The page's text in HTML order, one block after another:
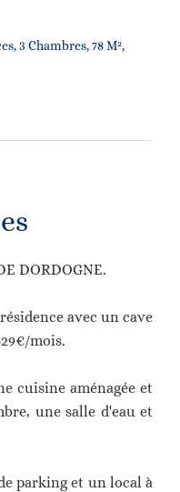
3 Chambres, 78 M²,
DORDOGNE.
avec un cave
mois.
cuisine aménagée et
une salle d'eau et
parking et un local à